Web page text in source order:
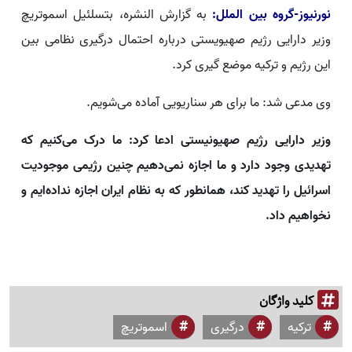
نورنیوز-گروه بین الملل: به گزارش النشره، بتسلئیل اسموتریچ
وزیر دارایی رژیم صهیویستی درباره احتمال درگیری نظامی بین
این رژیم و ترکیه موضع گیری کرد.
وی مدعی شد: ما برای هر سناریویی آماده می‌شویم.
وزیر دارایی رژیم صهیونیستی ادعا کرد: ما درک می‌کنیم که
تهدیدی وجود دارد و ما اجازه نمی‌دهیم چنین رژیمی موجودیت
اسرائیل را تهدید کند، همانطور که به نظام ایران اجازه نداده‌ایم و
نخواهیم داد.
کلید واژگان
ترکیه درگیری اسموتریچ